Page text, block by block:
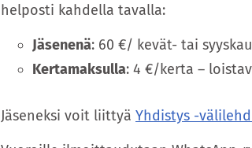
helposti kahdella tavalla:
Jäsenenä: 60 €/ kevät- tai
Kertamaksulla: 4 €/kerta –
Jäseneksi voit liittyä Yhdistys -